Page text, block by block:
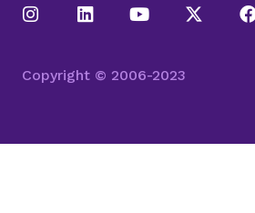
Copyright © 2006-2023